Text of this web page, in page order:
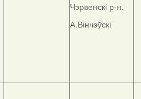
Чэрвенскі р-н,
А.Вінчэўскі